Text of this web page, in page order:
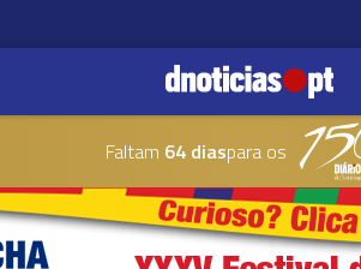
Faltam 64 diaspara os